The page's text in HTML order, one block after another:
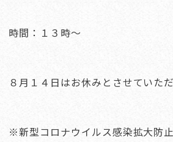
時間：１３時〜
８月１４日はお休みとさせていただ
※新型コロナウイルス感染拡大防